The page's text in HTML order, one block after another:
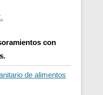
con
de alimentos